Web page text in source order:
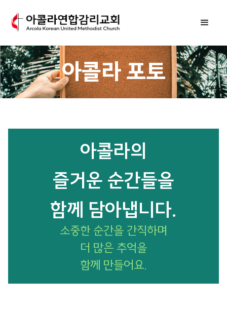
아콜라 포토
아콜라의
즐거운 순간들을
함께 담아냅니다.
소중한 순간을 간직하며
더 많은 추억을
함께 만들어요.